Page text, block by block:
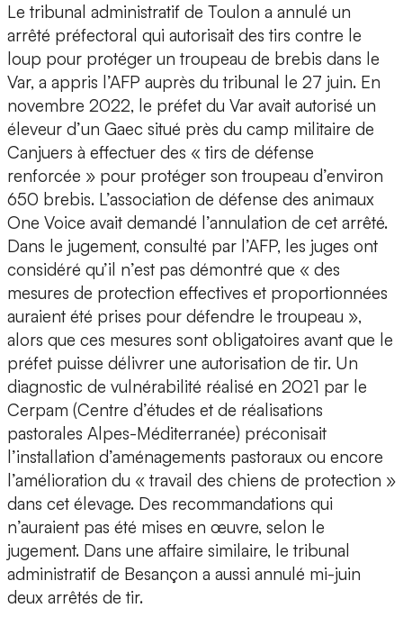
Le tribunal administratif de Toulon a annulé un
arrêté préfectoral qui autorisait des tirs contre le
loup pour protéger un troupeau de brebis dans le
Var, a appris l’AFP auprès du tribunal le 27 juin. En
novembre 2022, le préfet du Var avait autorisé un
éleveur d’un Gaec situé près du camp militaire de
Canjuers à effectuer des « tirs de défense
renforcée » pour protéger son troupeau d’environ
650 brebis. L’association de défense des animaux
One Voice avait demandé l’annulation de cet arrêté.
Dans le jugement, consulté par l’AFP, les juges ont
considéré qu’il n’est pas démontré que « des
mesures de protection effectives et proportionnées
auraient été prises pour défendre le troupeau »,
alors que ces mesures sont obligatoires avant que le
préfet puisse délivrer une autorisation de tir. Un
diagnostic de vulnérabilité réalisé en 2021 par le
Cerpam (Centre d’études et de réalisations
pastorales Alpes-Méditerranée) préconisait
l’installation d’aménagements pastoraux ou encore
l’amélioration du « travail des chiens de protection »
dans cet élevage. Des recommandations qui
n’auraient pas été mises en œuvre, selon le
jugement. Dans une affaire similaire, le tribunal
administratif de Besançon a aussi annulé mi-juin
deux arrêtés de tir.